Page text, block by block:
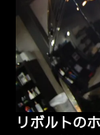
リボルトの